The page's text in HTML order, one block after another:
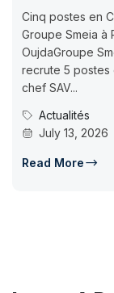
en CDI chez
Smeia à Rabat et
Smeia
5 postes en CDI (1
13, 2026